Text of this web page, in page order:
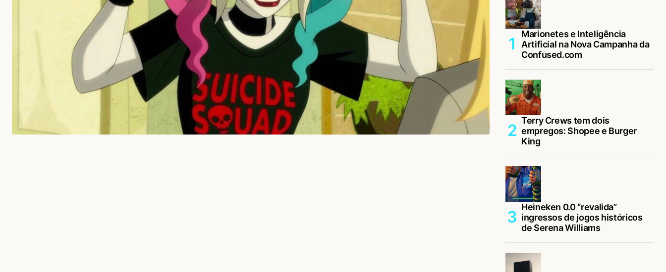
Marionetes e Inteligência
Artificial na Nova Campanha da
Confused.com
Terry Crews tem dois
empregos: Shopee e Burger
King
Heineken 0.0 “revalida”
ingressos de jogos históricos
de Serena Williams